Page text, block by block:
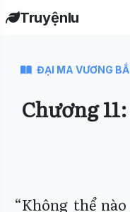
Truyệnlu
ĐẠI MA VƯƠNG
Chương
“Không thể